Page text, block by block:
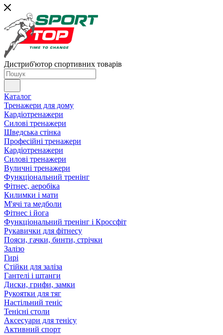
Дистриб'ютор спортивних товарів
Каталог
Тренажери для дому
Кардіотренажери
Силові тренажери
Шведська стінка
Професійні тренажери
Кардіотренажери
Силові тренажери
Вуличні тренажери
Функціональний тренінг
Фітнес, аеробіка
Килимки і мати
М'ячі та медболи
Фітнес і йога
Функціональний тренінг і Кроссфіт
Рукавички для фітнесу
Пояси, гачки, бинти, стрічки
Залізо
Гирі
Стійки для заліза
Гантелі і штанги
Диски, грифи, замки
Рукоятки для тяг
Настільний теніс
Тенісні столи
Аксесуари для тенісу
Активний спорт